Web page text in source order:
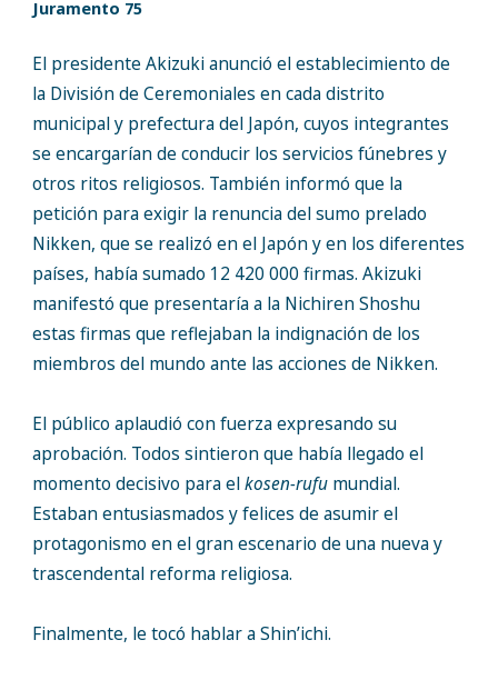
Juramento 75
El presidente Akizuki anunció el establecimiento de
la División de Ceremoniales en cada distrito
municipal y prefectura del Japón, cuyos integrantes
se encargarían de conducir los servicios fúnebres y
otros ritos religiosos. También informó que la
petición para exigir la renuncia del sumo prelado
Nikken, que se realizó en el Japón y en los diferentes
países, había sumado 12 420 000 firmas. Akizuki
manifestó que presentaría a la Nichiren Shoshu
estas firmas que reflejaban la indignación de los
miembros del mundo ante las acciones de Nikken.
El público aplaudió con fuerza expresando su
aprobación. Todos sintieron que había llegado el
momento decisivo para elkosen-rufu mundial.
Estaban entusiasmados y felices de asumir el
protagonismo en el gran escenario de una nueva y
trascendental reforma religiosa.
Finalmente, le tocó hablar a Shin’ichi.